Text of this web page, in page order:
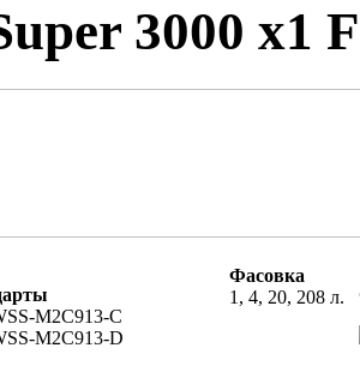
3000 x1
M2C913-C
M2C913-D
Фасовка
1, 4, 20, 208 л.